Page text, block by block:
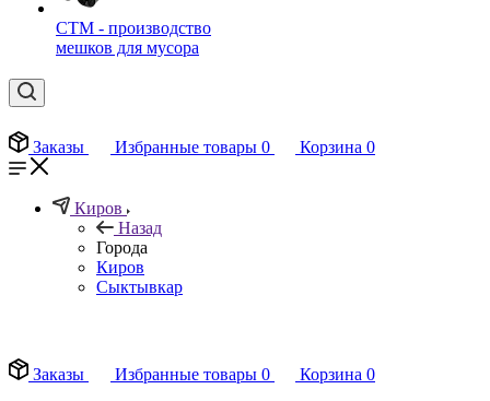
СТМ - производство
мешков для мусора
Заказы Избранные товары 0 Корзина 0
Киров
Назад
Города
Киров
Сыктывкар
Заказы
Избранные товары 0 Корзина 0